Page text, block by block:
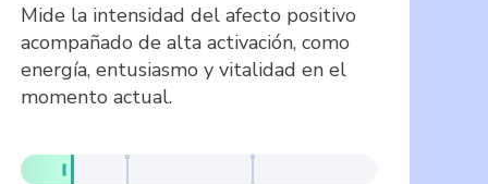
Mide la intensidad del afecto positivo
acompañado de alta activación, como
energía, entusiasmo y vitalidad en el
momento actual.